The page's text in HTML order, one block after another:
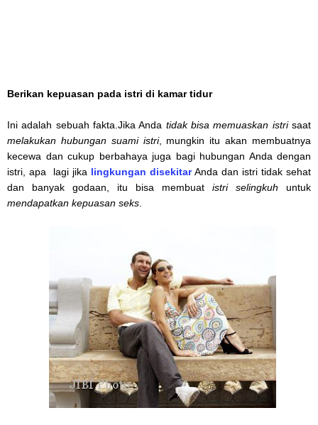
Berikan kepuasan pada istri di kamar tidur
Ini adalah sebuah fakta.Jika Anda tidak bisa memuaskan istrisaat
melakukan hubungan suami istri, mungkin itu akan membuatnya
kecewa dan cukup berbahaya juga bagi hubungan Anda dengan
istri, apa lagi jika lingkungan disekitarAnda dan istri tidak sehat
dan banyak godaan, itu bisa membuat istri selingkuh untuk
mendapatkan kepuasan seks